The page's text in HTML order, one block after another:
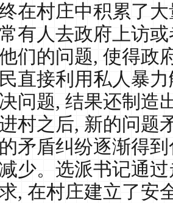
在村庄中积累了
有人去政府上访
们的问题,使得政
直接利用私人暴
问题,结果还制造
村之后,新的问题
矛盾纠纷逐渐得
少。选派书记通
,在村庄建立了安